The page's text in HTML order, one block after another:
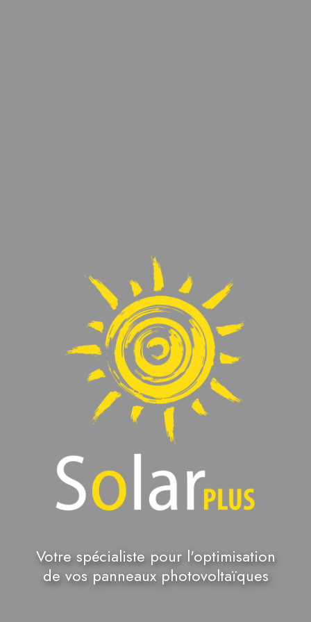
Votre spécialiste pour l'optimisation
de vos panneaux photovoltaïques